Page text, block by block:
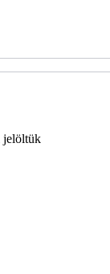
jelöltük